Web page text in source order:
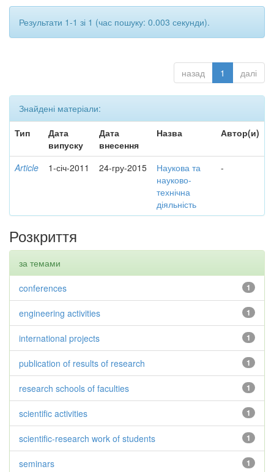
Результати 1-1 зі 1 (час пошуку: 0.003 секунди).
назад 1 далі
Знайдені матеріали:
Тип
Дата
випуску
Дата
внесення
Назва Автор(и)
Article 1-січ-2011 24-гру-2015
Наукова та
науково-
технічна
діяльність
-
Розкриття
за темами
1
conferences
1
engineering activities
1
international projects
1
publication of results of research
1
research schools of faculties
1
scientific activities
1
scientific-research work of students
1
seminars